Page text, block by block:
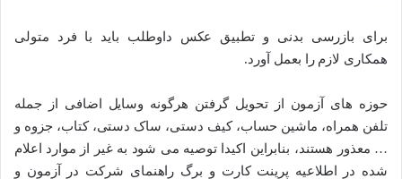
برای بازرسی بدنی و تطبیق عکس داوطلب باید با فرد متولی
همکاری لازم را بعمل آورد.
حوزه های آزمون از تحویل گرفتن هرگونه وسایل اضافی از جمله
تلفن همراه، ماشین حساب، کیف دستی، ساک دستی، کتاب، جزوه و
… معذور هستند، بنابراین اکیدا توصیه می شود به غیر از موارد اعلام
شده در اطلاعیه پرینت کارت و برگ راهنمای شرکت در آزمون و